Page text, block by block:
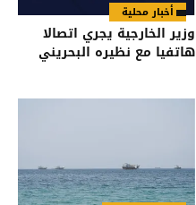
أخبار محلية
وزير الخارجية يجري اتصالا
هاتفيا مع نظيره البحريني